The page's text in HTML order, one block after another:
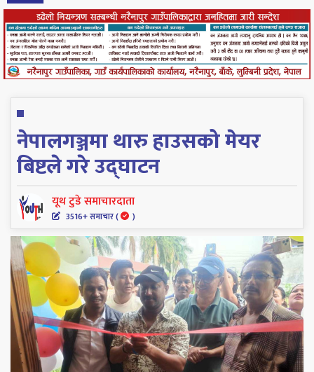
नेपालगञ्जमा थारु हाउसको मेयर
बिष्टले गरे उद्घाटन
यूथ टुडे समाचारदाता
3516+ समाचार ( )